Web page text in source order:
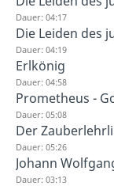
Dauer: 04:17
Die Leiden des
Dauer: 04:19
Erlkönig
Dauer: 04:58
Prometheus -
Dauer: 05:08
Der
Dauer: 05:26
Johann
Dauer: 03:13